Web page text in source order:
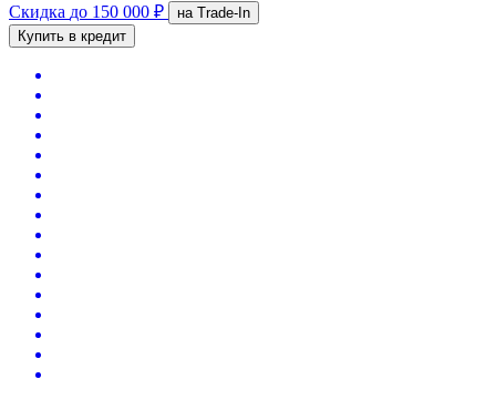
Скидка до 150 000 ₽
на Trade-In
Купить в кредит